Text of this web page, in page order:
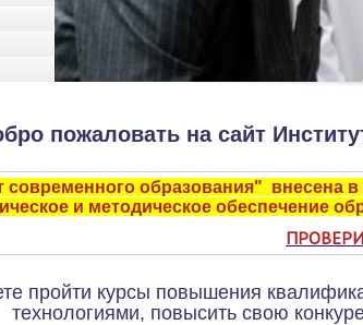
пожаловать на сайт
образования" внесена
и методическое обеспечение
пройти курсы повышения
технологиями, повысить свою